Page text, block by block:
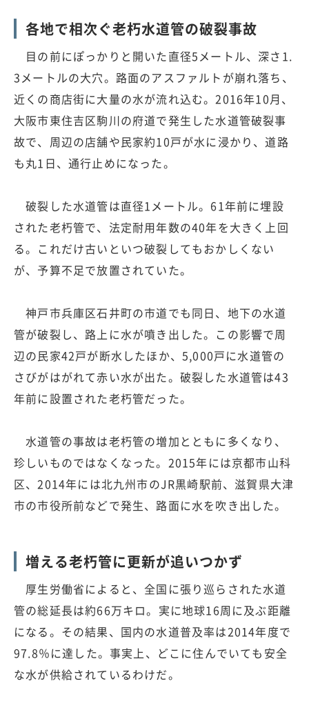
各地で相次ぐ老朽水道管の破裂事故
目の前にぽっかりと開いた直径5メートル、深さ1.
3メートルの大穴。路面のアスファルトが崩れ落ち、
近くの商店街に大量の水が流れ込む。2016年10月、
大阪市東住吉区駒川の府道で発生した水道管破裂事
故で、周辺の店舗や民家約10戸が水に浸かり、道路
も丸1日、通行止めになった。
破裂した水道管は直径1メートル。61年前に埋設
された老朽管で、法定耐用年数の40年を大きく上回
る。これだけ古いといつ破裂してもおかしくない
が、予算不足で放置されていた。
神戸市兵庫区石井町の市道でも同日、地下の水道
管が破裂し、路上に水が噴き出した。この影響で周
辺の民家42戸が断水したほか、5,000戸に水道管の
さびがはがれて赤い水が出た。破裂した水道管は43
年前に設置された老朽管だった。
水道管の事故は老朽管の増加とともに多くなり、
珍しいものではなくなった。2015年には京都市山科
区、2014年には北九州市のJR黒崎駅前、滋賀県大津
市の市役所前などで発生、路面に水を吹き出した。
増える老朽管に更新が追いつかず
厚生労働省によると、全国に張り巡らされた水道
管の総延長は約66万キロ。実に地球16周に及ぶ距離
になる。その結果、国内の水道普及率は2014年度で
97.8％に達した。事実上、どこに住んでいても安全
な水が供給されているわけだ。